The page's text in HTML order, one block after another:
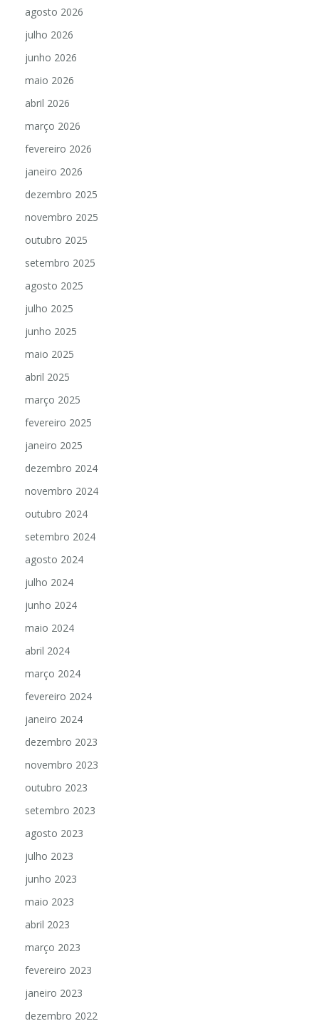
agosto 2026
julho 2026
junho 2026
maio 2026
abril 2026
março 2026
fevereiro 2026
janeiro 2026
dezembro 2025
novembro 2025
outubro 2025
setembro 2025
agosto 2025
julho 2025
junho 2025
maio 2025
abril 2025
março 2025
fevereiro 2025
janeiro 2025
dezembro 2024
novembro 2024
outubro 2024
setembro 2024
agosto 2024
julho 2024
junho 2024
maio 2024
abril 2024
março 2024
fevereiro 2024
janeiro 2024
dezembro 2023
novembro 2023
outubro 2023
setembro 2023
agosto 2023
julho 2023
junho 2023
maio 2023
abril 2023
março 2023
fevereiro 2023
janeiro 2023
dezembro 2022